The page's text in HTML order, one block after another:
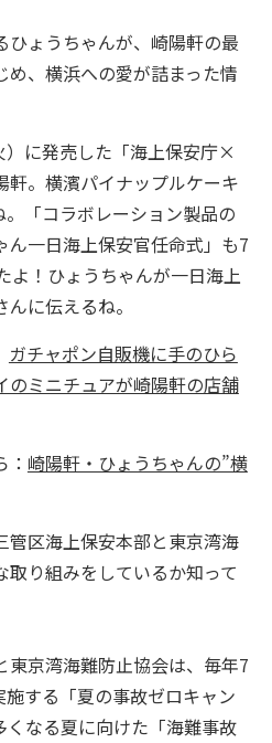
ょうちゃんが、崎陽軒の最
、横浜への愛が詰まった情
に発売した「海上保安庁×
。横濱パイナップルケーキ
「コラボレーション製品の
一日海上保安官任命式」も7
よ！ひょうちゃんが一日海上
に伝えるね。
ガチャポン自販機に手のひら
のミニチュアが崎陽軒の店舗
崎陽軒・ひょうちゃんの”横
区海上保安本部と東京湾海
り組みをしているか知って
京湾海難防止協会は、毎年7
する「夏の事故ゼロキャン
なる夏に向けた「海難事故